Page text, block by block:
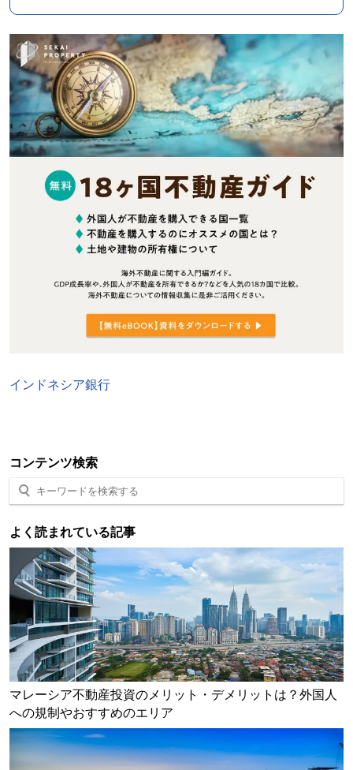
インドネシア銀行
コンテンツ検索
よく読まれている記事
マレーシア不動産投資のメリット・デメリットは？外国人
への規制やおすすめのエリア